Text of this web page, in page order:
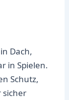
Dach,
in Spielen.
Schutz,
sicher